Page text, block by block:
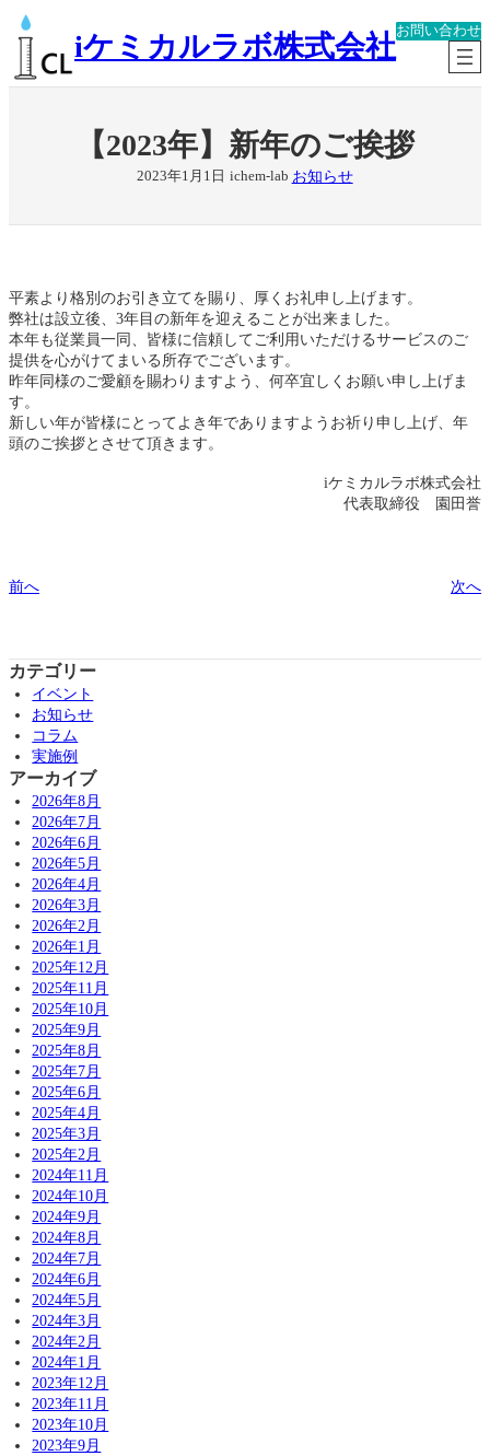
内
容
ス
iケミカルラボ株式会社お問い合わせ
【2023年】新年のご挨拶
2023年1月1日 ichem-lab お知らせ
平素より格別のお引き立てを賜り、厚くお礼申し上げます。
弊社は設立後、3年目の新年を迎えることが出来ました。
本年も従業員一同、皆様に信頼してご利用いただけるサービスのご
提供を心がけてまいる所存でございます。
昨年同様のご愛顧を賜わりますよう、何卒宜しくお願い申し上げま
す。
新しい年が皆様にとってよき年でありますようお祈り申し上げ、年
頭のご挨拶とさせて頂きます。
iケミカルラボ株式会社
代表取締役 園田誉
前へ 次へ
カテゴリー
イベント
お知らせ
コラム
実施例
アーカイブ
2026年8月
2026年7月
2026年6月
2026年5月
2026年4月
2026年3月
2026年2月
2026年1月
2025年12月
2025年11月
2025年10月
2025年9月
2025年8月
2025年7月
2025年6月
2025年4月
2025年3月
2025年2月
2024年11月
2024年10月
2024年9月
2024年8月
2024年7月
2024年6月
2024年5月
2024年3月
2024年2月
2024年1月
2023年12月
2023年11月
2023年10月
2023年9月